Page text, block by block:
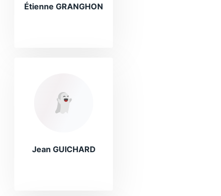
Étienne GRANGHON
Jean GUICHARD